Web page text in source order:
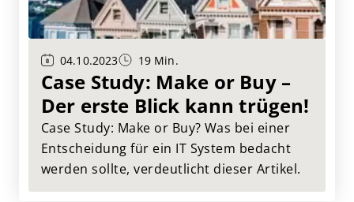
04.10.2023 19 Min.
Case Study: Make or Buy –
Der erste Blick kann trügen!
Case Study: Make or Buy? Was bei einer
Entscheidung für ein IT System bedacht
werden sollte, verdeutlicht dieser Artikel.